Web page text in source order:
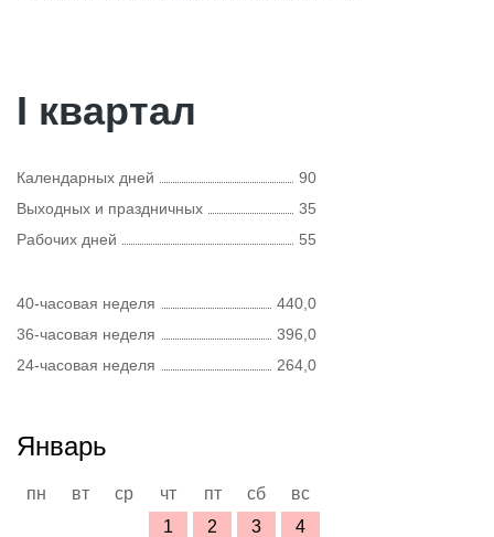
I квартал
Календарных дней
90
Выходных и праздничных
35
Рабочих дней
55
40-часовая неделя
440,0
36-часовая неделя
396,0
24-часовая неделя
264,0
Январь
пн вт ср чт пт сб
вс
1
2 3
4